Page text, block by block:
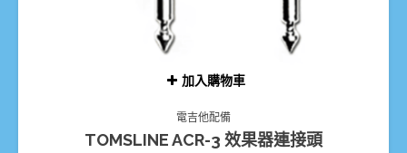
加入購物車
電吉他配備
TOMSLINE ACR-3 效果器連接頭